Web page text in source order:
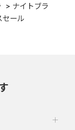
ナイトブラ
セール